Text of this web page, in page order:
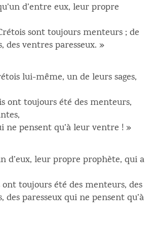
d’entre eux, leur propre
sont toujours menteurs ; de
des ventres paresseux. »
lui-même, un de leurs sages,
toujours été des menteurs,
ne pensent qu’à leur ventre ! »
d’eux, leur propre prophète, qui a
toujours été des menteurs, des
des paresseux qui ne pensent qu’à